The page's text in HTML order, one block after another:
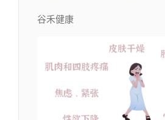
谷禾健康